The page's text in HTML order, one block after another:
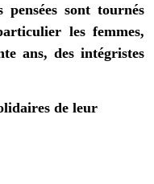
sont tournés
les femmes,
ans, des intégristes
de leur